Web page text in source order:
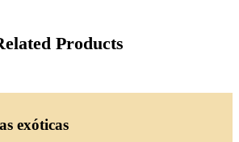
Products
exóticas